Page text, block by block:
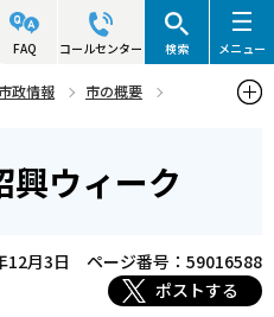
FAQ コールセンター 検索 メニュー
市政情報
市の概要
ウィーク
12月3日
ページ番号：59016588
ポストする